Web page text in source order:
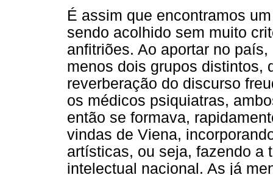
É assim que encontramos
sendo acolhido sem muito
anfitriões. Ao aportar no
menos dois grupos distintos,
reverberação do discurso
os médicos psiquiatras,
então se formava,
vindas de Viena,
artísticas, ou seja, fazendo a
intelectual nacional. As já